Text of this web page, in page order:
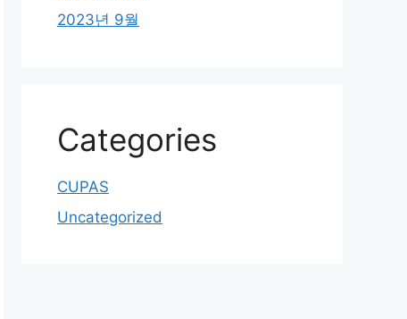
2023년 9월
Categories
CUPAS
Uncategorized